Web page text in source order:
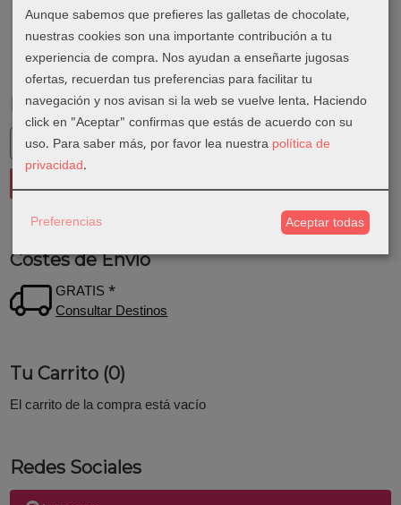
Marcas
Costes de Envío
GRATIS *
Consultar Destinos
Tu Carrito (0)
El carrito de la compra está vacío
Redes Sociales
Aunque sabemos que prefieres las galletas de chocolate,
nuestras cookies son una importante contribución a tu
experiencia de compra. Nos ayudan a enseñarte jugosas
ofertas, recuerdan tus preferencias para facilitar tu
navegación y nos avisan si la web se vuelve lenta. Haciendo
click en "Aceptar" confirmas que estás de acuerdo con su
uso. Para saber más, por favor lea nuestra política de
privacidad.
Preferencias Aceptar todas